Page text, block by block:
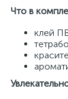
Что в
клей